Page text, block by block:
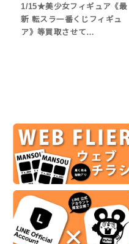
1/15★美少女フィギュア《最
新 転スラ一番くじフィギュ
ア》等買取させて…